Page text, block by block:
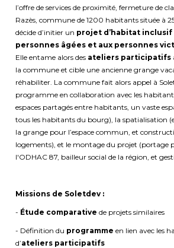
l’offre de services de proximité, fermeture de
Razès, commune de 1200 habitants située à
décide d’initier un projet d’habitat inclusif
personnes âgées et aux personnes
Elle entame alors des ateliers participatifs
la commune et cible une ancienne grange
réhabiliter. La commune fait alors appel à
programme en collaboration avec les habitants
espaces partagés entre habitants, un vaste
tous les habitants du bourg), la spatialisation
la grange pour l’espace commun, et
logements), et le montage du projet (portage
l'ODHAC 87, bailleur social de la région, et
Missions de Soletdev :
- Étude comparative de projets similaires
- Définition du programme en lien avec les
d’ateliers participatifs